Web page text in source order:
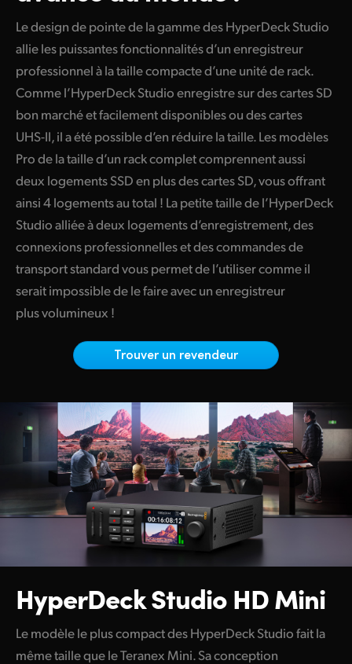
Spécifications
France
Hong Kong SAR, China
Italy
Japan
Korea
Mexico
Malaysia
Netherlands
Norway
Poland
Portugal
Singapore
Chinese Taipei
Le design de pointe de la gamme des HyperDeck Studio
allie les puissantes fonctionnalités d’un enregistreur
professionnel à la taille compacte d’une unité de rack.
Comme l’HyperDeck Studio enregistre sur des cartes SD
bon marché et facilement disponibles ou des cartes
UHS-II, il a été possible d’en réduire la taille. Les modèles
Pro de la taille d’un rack complet comprennent aussi
deux logements SSD en plus des cartes SD, vous offrant
ainsi 4 logements au total ! La petite taille de l’HyperDeck
Studio alliée à deux logements d’enregistrement, des
connexions professionnelles et des commandes de
transport standard vous permet de l’utiliser comme il
serait impossible de le faire avec un enregistreur
plus volumineux !
Trouver un revendeur
HyperDeck Studio HD Mini
Le modèle le plus compact des HyperDeck Studio fait la
même taille que le Teranex Mini. Sa conception